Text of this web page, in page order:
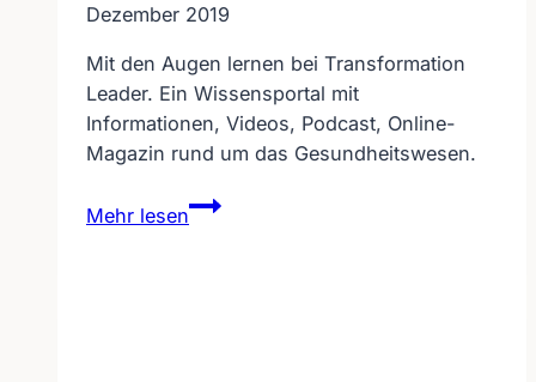
Dezember 2019
Mit den Augen lernen bei Transformation
Leader. Ein Wissensportal mit
Informationen, Videos, Podcast, Online-
Magazin rund um das Gesundheitswesen.
Mehr lesen
Mit
den